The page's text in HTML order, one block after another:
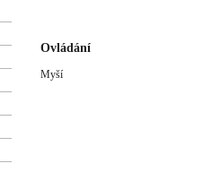
Ovládání
Myší